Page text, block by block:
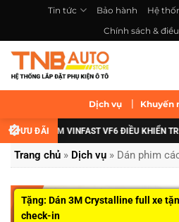
nội
dung
Tin tức Bảo hành Hệ
Chính sách &
Dịch vụ | Khuyến
ƯU ĐÃI
GẦM VINFAST VF6 ĐIỀU KHIỂN TRÊN MÀN
Trang chủ » Dịch vụ » Dán phim
Tặng: Dán 3M Crystalline full xe
check-in